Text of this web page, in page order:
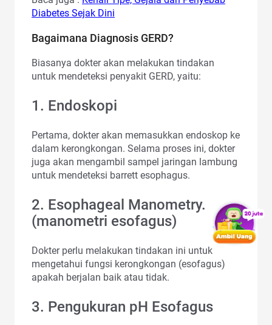
Diabetes Sejak Dini
Bagaimana Diagnosis GERD?
Biasanya dokter akan melakukan tindakan
untuk mendeteksi penyakit GERD, yaitu:
1. Endoskopi
Pertama, dokter akan memasukkan endoskop ke
dalam kerongkongan. Selama proses ini, dokter
juga akan mengambil sampel jaringan lambung
untuk mendeteksi barrett esophagus.
2. Esophageal Manometry.
(manometri esofagus)
Dokter perlu melakukan tindakan ini untuk
mengetahui fungsi kerongkongan (esofagus)
apakah berjalan baik atau tidak.
3. Pengukuran pH Esofagus